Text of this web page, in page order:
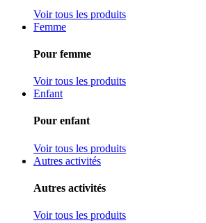
Voir tous les produits
Femme
Pour femme
Voir tous les produits
Enfant
Pour enfant
Voir tous les produits
Autres activités
Autres activités
Voir tous les produits